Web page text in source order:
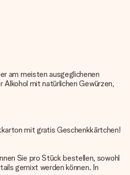
am meisten ausgeglichenen
Alkohol mit natürlichen Gewürzen,
mit gratis Geschenkkärtchen!
Sie pro Stück bestellen, sowohl
gemixt werden können. In